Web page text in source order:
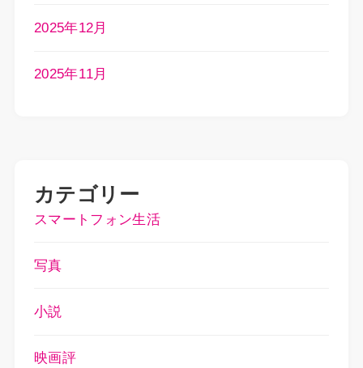
2025年12月
2025年11月
カテゴリー
スマートフォン生活
写真
小説
映画評